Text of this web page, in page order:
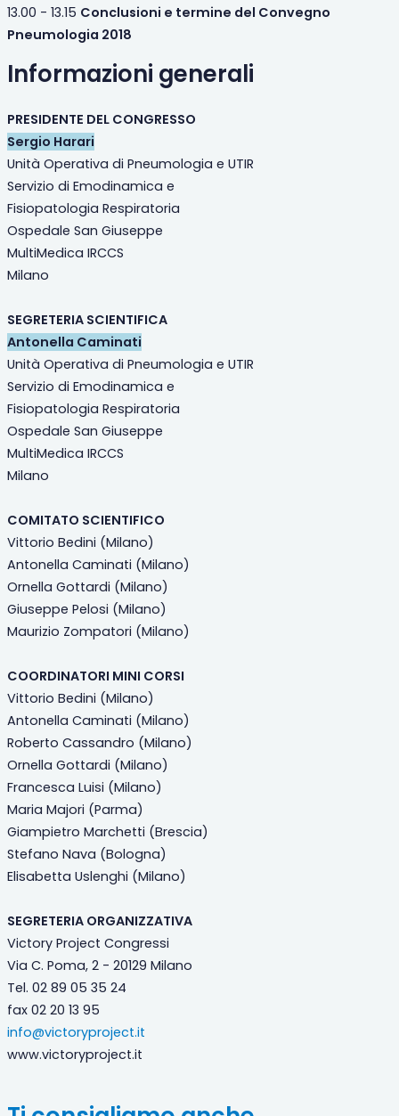
13.00 - 13.15 Conclusioni e termine del Convegno
Pneumologia 2018
Informazioni generali
PRESIDENTE DEL CONGRESSO
Sergio Harari
Unità Operativa di Pneumologia e UTIR
Servizio di Emodinamica e
Fisiopatologia Respiratoria
Ospedale San Giuseppe
MultiMedica IRCCS
Milano
SEGRETERIA SCIENTIFICA
Antonella Caminati
Unità Operativa di Pneumologia e UTIR
Servizio di Emodinamica e
Fisiopatologia Respiratoria
Ospedale San Giuseppe
MultiMedica IRCCS
Milano
COMITATO SCIENTIFICO
Vittorio Bedini (Milano)
Antonella Caminati (Milano)
Ornella Gottardi (Milano)
Giuseppe Pelosi (Milano)
Maurizio Zompatori (Milano)
COORDINATORI MINI CORSI
Vittorio Bedini (Milano)
Antonella Caminati (Milano)
Roberto Cassandro (Milano)
Ornella Gottardi (Milano)
Francesca Luisi (Milano)
Maria Majori (Parma)
Giampietro Marchetti (Brescia)
Stefano Nava (Bologna)
Elisabetta Uslenghi (Milano)
SEGRETERIA ORGANIZZATIVA
Victory Project Congressi
Via C. Poma, 2 - 20129 Milano
Tel. 02 89 05 35 24
fax 02 20 13 95
info@victoryproject.it
www.victoryproject.it